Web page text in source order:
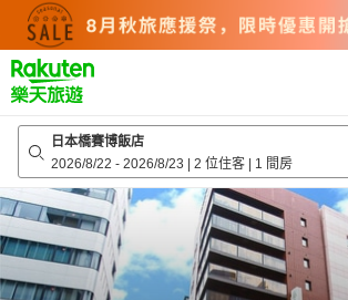
top
page
日本橋賽博飯店
2026/8/22 - 2026/8/23 | 2 位住客 | 1 間房